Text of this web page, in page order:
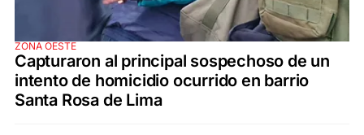
ZONA OESTE
Capturaron al principal sospechoso de un
intento de homicidio ocurrido en barrio
Santa Rosa de Lima